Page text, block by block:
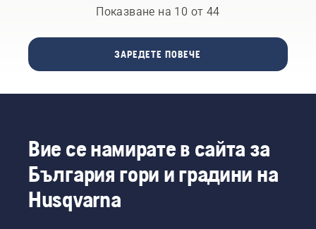
представиха
на
тъй
функции
за
безопасност
те са
оборудвани
роботи
Husqvarna
Group се
на
наред с
функции
за
безопасност
Показване на 10 от 44
ЗАРЕДЕТЕ ПОВЕЧЕ
Вие се намирате в сайта за
България гори и градини на
Husqvarna